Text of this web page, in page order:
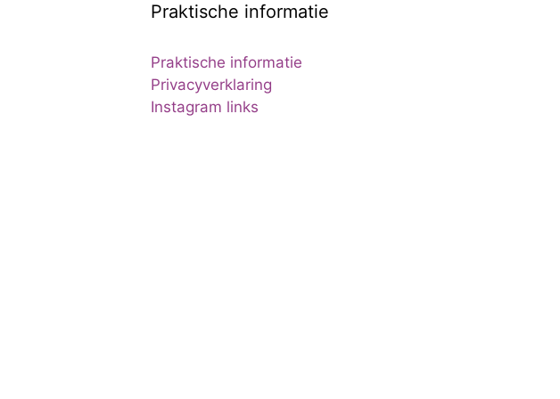
Praktische informatie
Praktische informatie
Privacyverklaring
Instagram links